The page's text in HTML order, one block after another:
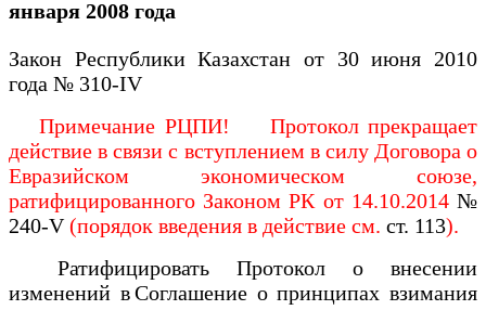
января 2008 года
Закон Республики Казахстан от 30 июня 2010
года № 310-IV
Примечание РЦПИ! Протокол прекращает
действие в связи с вступлением в силу Договора о
Евразийском экономическом союзе,
ратифицированного Законом РК от 14.10.2014 №
240-V(порядок введения в действие см. ст. 113).
Ратифицировать Протокол о внесении
изменений в Соглашение о принципах взимания